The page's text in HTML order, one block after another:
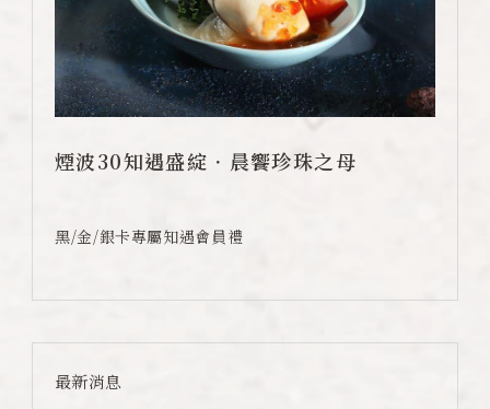
煙波30知遇盛綻．晨饗珍珠之母
黑/金/銀卡專屬知遇會員禮
最新消息